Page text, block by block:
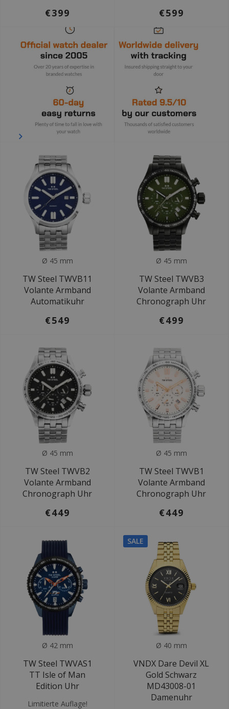
€399 €599
Ø 45 mm
TW Steel TWVB11
Volante Armband
Automatikuhr
€549
Ø 45 mm
TW Steel TWVB3
Volante Armband
Chronograph Uhr
€499
Ø 45 mm
TW Steel TWVB2
Volante Armband
Chronograph Uhr
€449
Ø 45 mm
TW Steel TWVB1
Volante Armband
Chronograph Uhr
€449
Ø 42 mm
TW Steel TWVAS1
TT Isle of Man
Edition Uhr
Limitierte Auflage!
SALE
Ø 40 mm
VNDX Dare Devil XL
Gold Schwarz
MD43008-01
Damenuhr